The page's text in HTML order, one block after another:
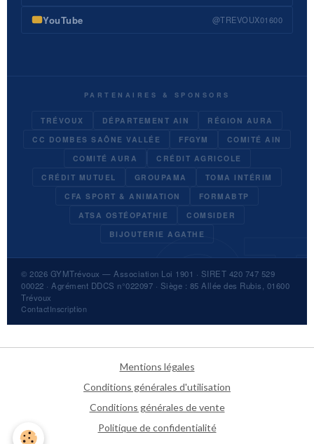
YouTube @TREVOUX01600
PARTENAIRES & SPONSORS
TRÉVOUX DÉPARTEMENT AIN
RÉGION AURA
CC DOMBES SAÔNE VALLÉE
FFGYM
COMITÉ AIN
COMITÉ AURA
CRÉDIT AGRICOLE
CRÉDIT MUTUEL
GROUPAMA
TOMA INTÉRIM
CFA SPORT & ANIMATION
FORMABTP
ATSA OSTÉOPATHIE
COMSIDER
BIJOUTERIE AGATHE
© 2026 GYMTrévoux — Association Loi 1901 · SIRET 420 747 529
00022 · Agrément DDCS n°022097 · Siège : 85 Allée des Rubis, 01600
Trévoux
ContactInscription
Mentions légales
Conditions générales d'utilisation
Conditions générales de vente
Politique de confidentialité